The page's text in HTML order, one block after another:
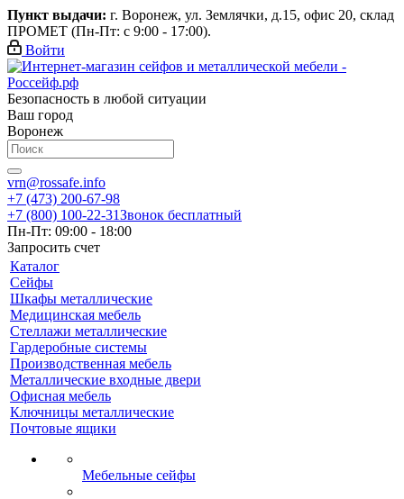
Пункт выдачи: г. Воронеж, ул. Землячки, д.15, офис 20, склад
ПРОМЕТ (Пн-Пт: с 9:00 - 17:00).
Войти
Безопасность в любой ситуации
Ваш город
Воронеж
vrn@rossafe.info
+7 (473) 200-67-98
+7 (800) 100-22-31Звонок бесплатный
Пн-Пт: 09:00 - 18:00
Запросить счет
Каталог
Сейфы
Шкафы металлические
Медицинская мебель
Стеллажи металлические
Гардеробные системы
Производственная мебель
Металлические входные двери
Офисная мебель
Ключницы металлические
Почтовые ящики
Мебельные сейфы